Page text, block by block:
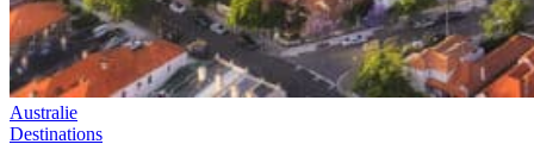
Australie
Destinations